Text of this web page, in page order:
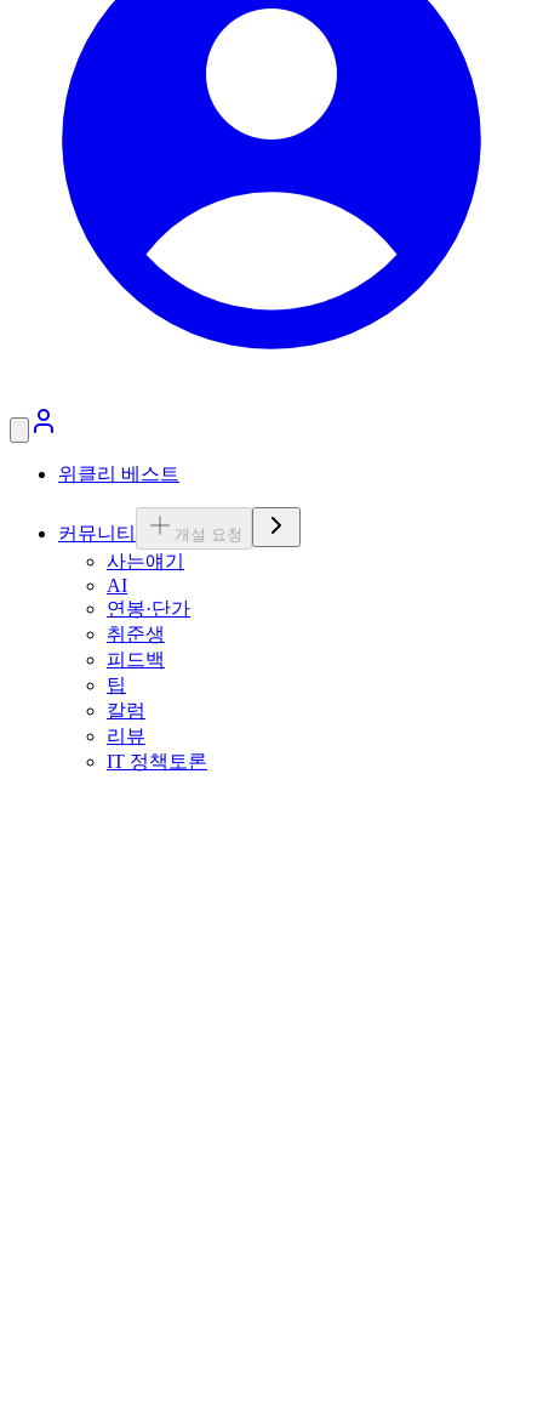
위클리 베스트
커뮤니티 개설 요청
사는얘기
AI
연봉·단가
취준생
피드백
팁
칼럼
리뷰
IT 정책토론